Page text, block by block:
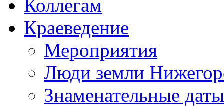
Коллегам
Краеведение
Мероприятия
Люди земли
Знаменательные